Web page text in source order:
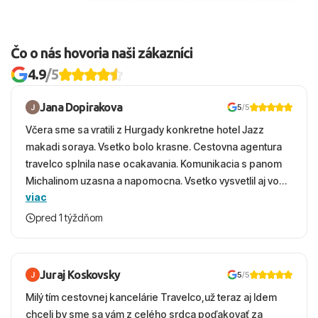
Čo o nás hovoria naši zákazníci
4.9/5
Jana Dopirakova 5/5
Včera sme sa vratili z Hurgady konkretne hotel Jazz
makadi soraya. Vsetko bolo krasne. Cestovna agentura
travelco splnila nase ocakavania. Komunikacia s panom
Michalinom uzasna a napomocna. Vsetko vysvetlil aj vo
vecernych hodinach zaco sa ospravedlnujem. Hotel
krasny, cisty. Sluzby top. Strava, prostredie, more,
viac
pred 1 týždňom
Juraj Koskovsky 5/5
Milý tím cestovnej kancelárie Travelco,už teraz aj Idem
chceli by sme sa vám z celého srdca poďakovať za